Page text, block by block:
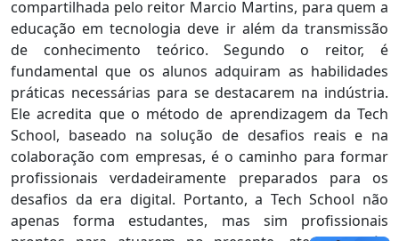
compartilhada pelo reitor Marcio Martins, para quem a
educação em tecnologia deve ir além da transmissão
de conhecimento teórico. Segundo o reitor, é
fundamental que os alunos adquiram as habilidades
práticas necessárias para se destacarem na indústria.
Ele acredita que o método de aprendizagem da Tech
School, baseado na solução de desafios reais e na
colaboração com empresas, é o caminho para formar
profissionais verdadeiramente preparados para os
desafios da era digital. Portanto, a Tech School não
apenas forma estudantes, mas sim profissionais